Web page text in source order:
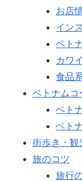
お店
イン
ベト
カワ
食品
ベトナムコ
ベト
ベト
街歩き・観
旅のコツ
旅行